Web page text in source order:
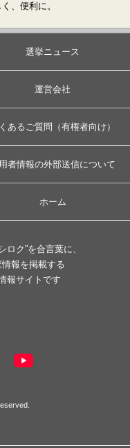
、便利に。
選挙ニュース
運営会社
あるご質問（有権者向け）
者情報の外部送信について
ホーム
ク”を合言葉に、
報を掲載する
報サイトです